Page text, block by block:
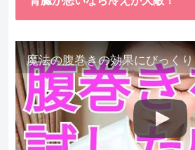
魔法の腹巻きの効果にびっくり